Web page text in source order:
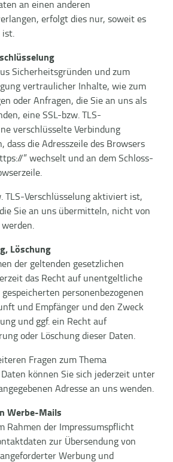
an einen anderen
erfolgt dies nur, soweit es
ist.
Sicherheitsgründen und zum
vertraulicher Inhalte, wie zum
oder Anfragen, die Sie an uns als
eine SSL-bzw. TLS-
verschlüsselte Verbindung
dass die Adresszeile des Browsers
” wechselt und an dem Schloss-
TLS-Verschlüsselung aktiviert ist,
Sie an uns übermitteln, nicht von
Löschung
der geltenden gesetzlichen
das Recht auf unentgeltliche
personenbezogenen
und Empfänger und den Zweck
und ggf. ein Recht auf
oder Löschung dieser Daten.
Fragen zum Thema
Daten können Sie sich jederzeit unter
Adresse an uns wenden.
Werbe-Mails
Rahmen der Impressumspflicht
zur Übersendung von
Werbung und